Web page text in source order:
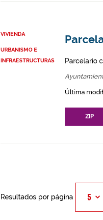
VIVIENDA
URBANISMO E
INFRAESTRUCTURAS
Parcelario
Última
ZIP
Resultados por página